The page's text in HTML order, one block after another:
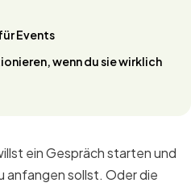
Events
wenn du sie wirklich
ein Gespräch starten und
anfangen sollst. Oder die